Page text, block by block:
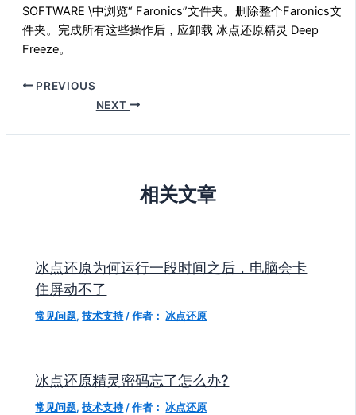
SOFTWARE \中浏览“ Faronics”文件夹。删除整个Faronics文
件夹。完成所有这些操作后，应卸载 冰点还原精灵 Deep
Freeze。
PREVIOUS
NEXT
相关文章
冰点还原为何运行一段时间之后，电脑会卡
住屏动不了
常见问题,技术支持 / 作者： 冰点还原
冰点还原精灵密码忘了怎么办?
常见问题,技术支持 / 作者： 冰点还原